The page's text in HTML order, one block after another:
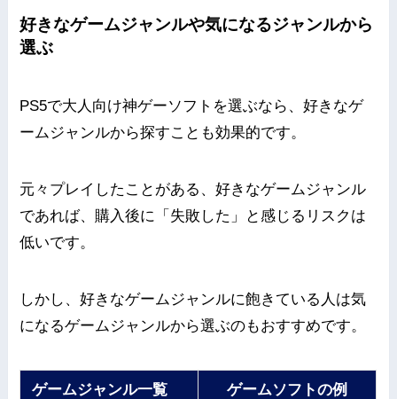
好きなゲームジャンルや気になるジャンルから
選ぶ
PS5で大人向け神ゲーソフトを選ぶなら、好きなゲ
ームジャンルから探すことも効果的です。
元々プレイしたことがある、好きなゲームジャンル
であれば、購入後に「失敗した」と感じるリスクは
低いです。
しかし、好きなゲームジャンルに飽きている人は気
になるゲームジャンルから選ぶのもおすすめです。
ゲームジャンル一覧 ゲームソフトの例